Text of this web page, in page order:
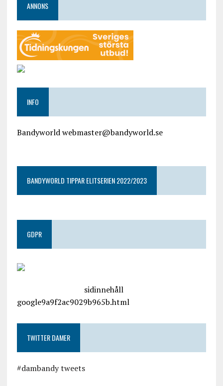
ANNONS
INFO
Bandyworld webmaster@bandyworld.se
BANDYWORLD TIPPAR ELITSERIEN 2022/2023
GDPR
sidinnehåll
google9a9f2ac9029b965b.html
TWITTER DAMER
#dambandy tweets